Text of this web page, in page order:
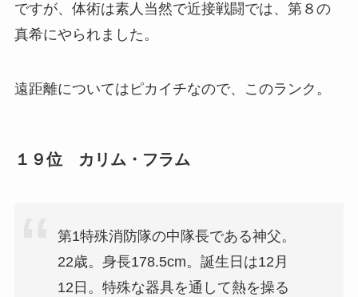
ですが、体術は素人当然で近接戦闘では、第８の
真希にやられました。
遠距離についてはピカイチなので、このランク。
１９位 カリム・フラム
第1特殊消防隊の中隊長である神父。
22歳。身長178.5cm。誕生日は12月
12日。特殊な器具を通して熱を操る